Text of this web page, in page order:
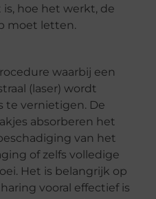
hoe het werkt, de
moet letten.
waarbij een
(laser) wordt
te vernietigen. De
absorberen het
van het
of zelfs volledige
Het is belangrijk op
vooral effectief is